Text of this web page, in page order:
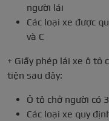
người lái
Các loại xe được
và C
+ Giấy phép lái xe ô tô
tiện sau đây:
Ô tô chở người có
Các loại xe quy